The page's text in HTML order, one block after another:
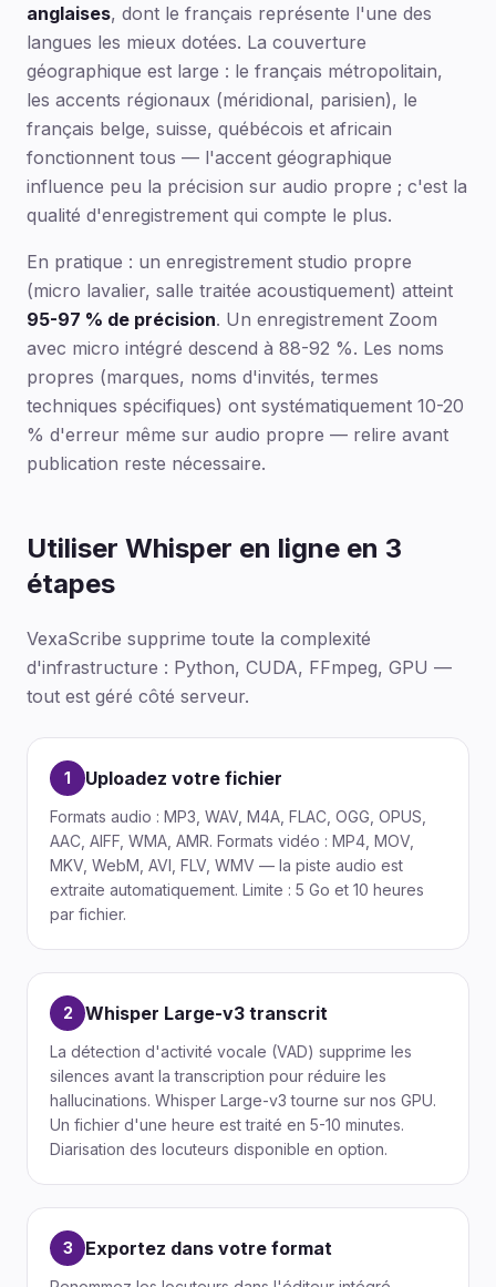
anglaises, dont le français représente l'une des
langues les mieux dotées. La couverture
géographique est large : le français métropolitain,
les accents régionaux (méridional, parisien), le
français belge, suisse, québécois et africain
fonctionnent tous — l'accent géographique
influence peu la précision sur audio propre ; c'est la
qualité d'enregistrement qui compte le plus.
En pratique : un enregistrement studio propre
(micro lavalier, salle traitée acoustiquement) atteint
95-97 % de précision. Un enregistrement Zoom
avec micro intégré descend à 88-92 %. Les noms
propres (marques, noms d'invités, termes
techniques spécifiques) ont systématiquement 10-20
% d'erreur même sur audio propre — relire avant
publication reste nécessaire.
Utiliser Whisper en ligne en 3
étapes
VexaScribe supprime toute la complexité
d'infrastructure : Python, CUDA, FFmpeg, GPU —
tout est géré côté serveur.
1 Uploadez votre fichier
Formats audio : MP3, WAV, M4A, FLAC, OGG, OPUS,
AAC, AIFF, WMA, AMR. Formats vidéo : MP4, MOV,
MKV, WebM, AVI, FLV, WMV — la piste audio est
extraite automatiquement. Limite : 5 Go et 10 heures
par fichier.
2 Whisper Large-v3 transcrit
La détection d'activité vocale (VAD) supprime les
silences avant la transcription pour réduire les
hallucinations. Whisper Large-v3 tourne sur nos GPU.
Un fichier d'une heure est traité en 5-10 minutes.
Diarisation des locuteurs disponible en option.
3 Exportez dans votre format